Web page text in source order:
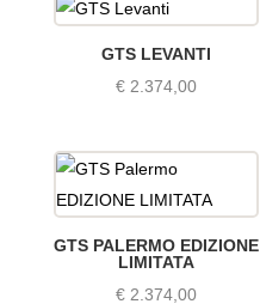
GTS LEVANTI
€2.374,00
GTS PALERMO EDIZIONE
LIMITATA
€2.374,00